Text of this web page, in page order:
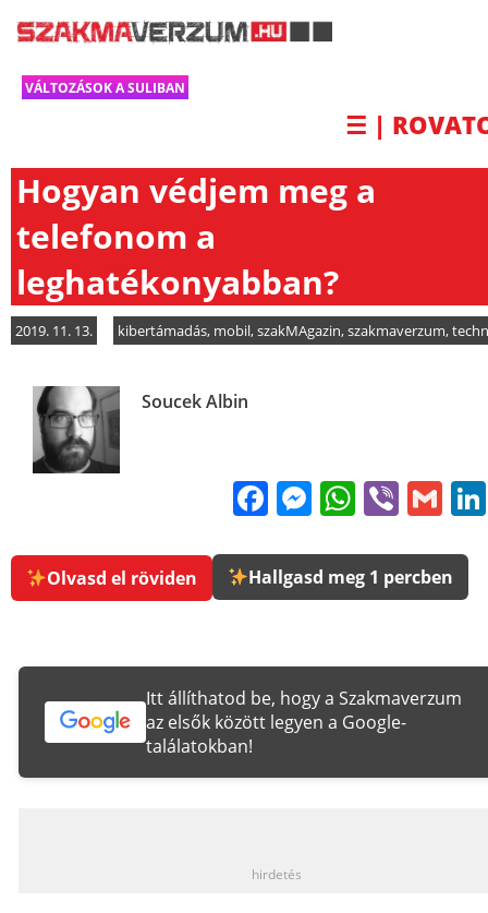
VÁLTOZÁSOK A SULIBAN
☰ |
Hogyan védjem meg a
telefonom a
leghatékonyabban?
2019. 11. 13. kibertámadás, mobil,szakMAgazin,szakmaverzum,
Soucek Albin
FacebookViber
Olvasd el röviden Hallgasd meg 1 percben
Itt állíthatod be, hogy a Szakmaverzum
az elsők között legyen a Google-
találatokban!
hirdetés